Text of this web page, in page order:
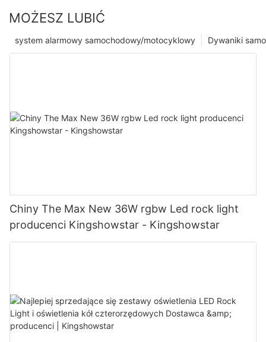
MOŻESZ LUBIĆ
Dywaniki
system alarmowy samochodowy/motocyklowy
Chiny The Max New 36W rgbw Led rock light
producenci Kingshowstar - Kingshowstar